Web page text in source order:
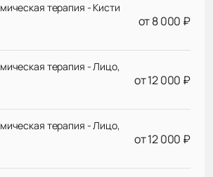
терапия - Кисти
от 8 000 ₽
терапия - Лицо,
от 12 000 ₽
терапия - Лицо,
от 12 000 ₽